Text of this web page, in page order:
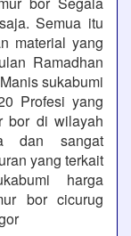
Semua itu
material yang
Ramadhan
sukabumi
Profesi yang
bor di wilayah
dan sangat
yang terkait
harga
bor cicurug